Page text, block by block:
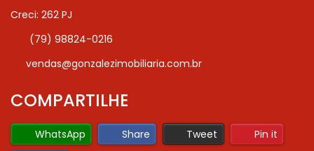
Creci: 262 PJ
(79) 98824-0216
vendas@gonzalezimobiliaria.com.br
COMPARTILHE
WhatsApp Share Tweet
Pin it